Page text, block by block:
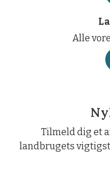
Alle
Tilmeld dig et
landbrugets